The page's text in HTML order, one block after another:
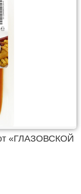
«ГЛАЗОВСКОЙ